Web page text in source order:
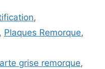
,
, Plaques Remorque,
grise remorque,